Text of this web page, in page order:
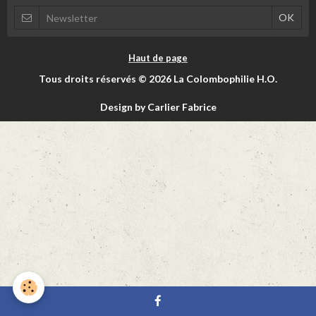
Haut de page
Tous droits réservés © 2026 La Colombophilie H.O.
Design by Carlier Fabrice